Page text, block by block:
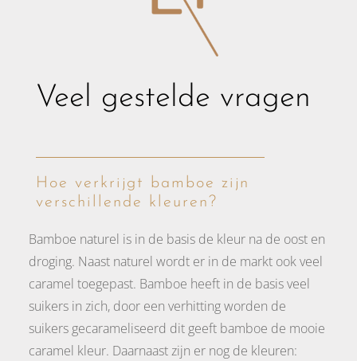
Veel gestelde vragen
Hoe verkrijgt bamboe zijn
verschillende kleuren?
Bamboe naturel is in de basis de kleur na de oost en
droging. Naast naturel wordt er in de markt ook veel
caramel toegepast. Bamboe heeft in de basis veel
suikers in zich, door een verhitting worden de
suikers gecarameliseerd dit geeft bamboe de mooie
caramel kleur. Daarnaast zijn er nog de kleuren: